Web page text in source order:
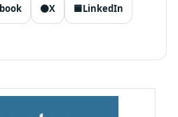
⚫X 🟦LinkedIn